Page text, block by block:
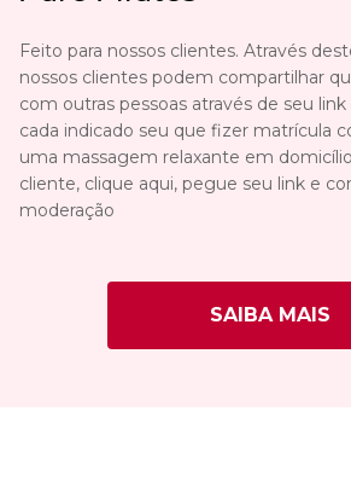
Feito para nossos clientes. Através
nossos clientes podem compartilhar
com outras pessoas através de seu link
cada indicado seu que fizer matrícula
uma massagem relaxante em
cliente, clique aqui, pegue seu link e
moderação
SAIBA MAIS